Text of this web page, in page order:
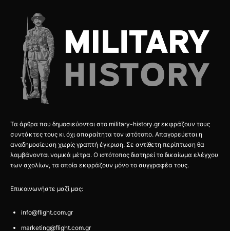
Τα άρθρα που δημοσιεύονται στο military-history.gr εκφράζουν τους
συντάκτες τους κι όχι απαραίτητα τον ιστότοπο. Απαγορεύεται η
αναδημοσίευση χωρίς γραπτή έγκριση. Σε αντίθετη περίπτωση θα
λαμβάνονται νομικά μέτρα. Ο ιστότοπος διατηρεί το δικαίωμα ελέγχου
των σχολίων, τα οποία εκφράζουν μόνο το συγγραφέα τους.
Επικοινωνήστε μαζί μας:
info@flight.com.gr
marketing@flight.com.gr